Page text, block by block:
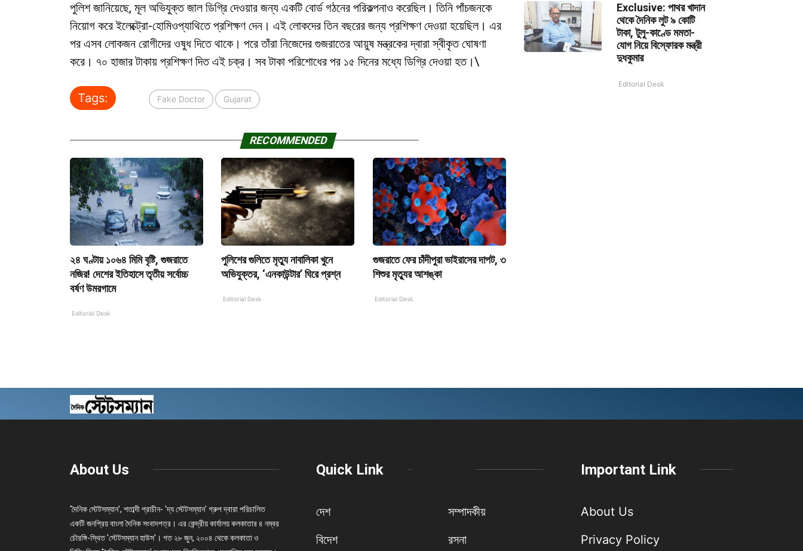
পুলিশ জানিয়েছে, মূল অভিযুক্ত জাল ডিগ্রি দেওয়ার জন্য একটি বোর্ড গঠনের পরিকল্পনাও করেছিল। তিনি পাঁচজনকে
নিয়োগ করে ইলেক্ট্রো-হোমিওপ্যাথিতে প্রশিক্ষণ দেন। এই লোকদের তিন বছরের জন্য প্রশিক্ষণ দেওয়া হয়েছিল। এর
পর এসব লোকজন রোগীদের ওষুধ দিতে থাকে। পরে তাঁরা নিজেদের গুজরাতের আয়ুষ মন্ত্রকের দ্বারা স্বীকৃত ঘোষণা
করে। ৭০ হাজার টাকায় প্রশিক্ষণ দিত এই চক্র। সব টাকা পরিশোধের পর ১৫ দিনের মধ্যে ডিগ্রি দেওয়া হত।\
Tags: Fake Doctor Gujarat
RECOMMENDED
২৪ ঘণ্টায় ১০৬৪ মিমি বৃষ্টি, গুজরাতে
নজির! দেশের ইতিহাসে তৃতীয় সর্বোচ্চ
বর্ষণ উমরগামে
Editorial Desk
পুলিশের গুলিতে মৃত্যু নাবালিকা খুনে
অভিযুক্তর, ‘এনকাউন্টার’ ঘিরে প্রশ্ন
Editorial Desk
গুজরাতে ফের চাঁদীপুরা ভাইরাসের দাপট, ৩
শিশুর মৃত্যুর আশঙ্কা
Editorial Desk
Exclusive: পাথর খাদান
থেকে দৈনিক লুট ৯ কোটি
টাকা, টুলু-কাণ্ডে মমতা-
যোগ নিয়ে বিস্ফোরক মন্ত্রী
দুধকুমার
Editorial Desk
About Us
'দৈনিক স্টেটসম্যান', শতাব্দী প্রাচীন- 'দ্য স্টেটসম্যান' গ্রুপ দ্বারা পরিচালিত
একটি জনপ্রিয় বাংলা দৈনিক সংবাদপত্র। এর কেন্দ্রীয় কার্যালয় কলকাতার ৪ নম্বর
চৌরঙ্গি-স্থিত 'স্টেটসম্যান হাউস'। গত ২৮ জুন, ২০০৪ থেকে কলকাতা ও
Quick Link
দেশ
বিদেশ
সম্পাদকীয়
রসনা
Important Link
About Us
Privacy Policy